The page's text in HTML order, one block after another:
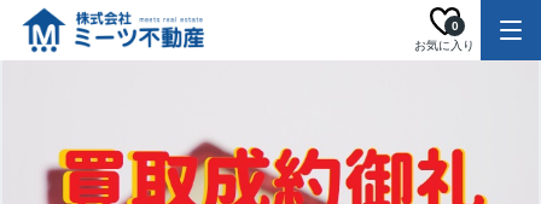
お気に入り
0